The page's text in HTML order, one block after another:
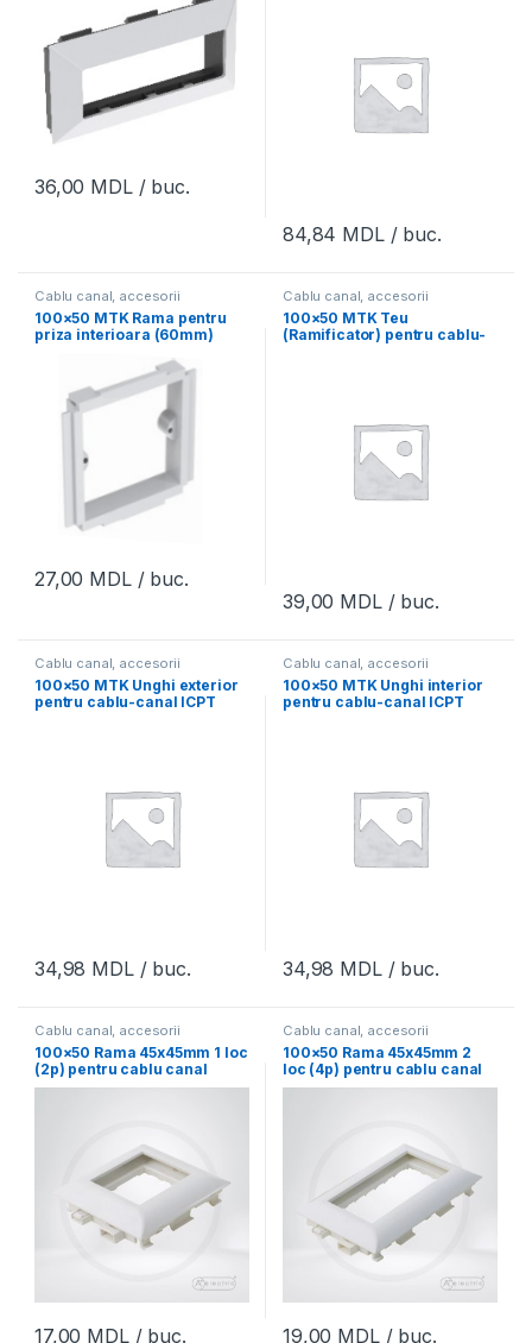
36,00 MDL/ buc.
84,84 MDL/ buc.
Cablu canal, accesorii
100×50 MTK Rama pentru
priza interioara (60mm)
27,00 MDL/ buc.
Cablu canal, accesorii
100×50 MTK Teu
(Ramificator) pentru cablu-
39,00 MDL/ buc.
Cablu canal, accesorii
100×50 MTK Unghi exterior
pentru cablu-canal ICPT
34,98 MDL/ buc.
Cablu canal, accesorii
100×50 MTK Unghi interior
pentru cablu-canal ICPT
34,98 MDL/ buc.
Cablu canal, accesorii
100×50 Rama 45x45mm 1 loc
(2p) pentru cablu canal
Aplus
17,00 MDL/ buc.
Cablu canal, accesorii
100×50 Rama 45x45mm 2
loc (4p) pentru cablu canal
Aplus
19,00 MDL/ buc.